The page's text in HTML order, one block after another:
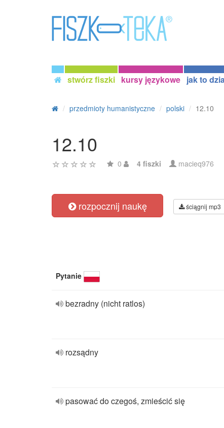
stwórz fiszki kursy językowe jak to
przedmioty humanistyczne polski 12.10
12.10
0 4 fiszki macieq976
rozpocznij naukę ściągnij mp3
Pytanie
bezradny (nicht ratlos)
rozsądny
pasować do czegoś, zmieścić się